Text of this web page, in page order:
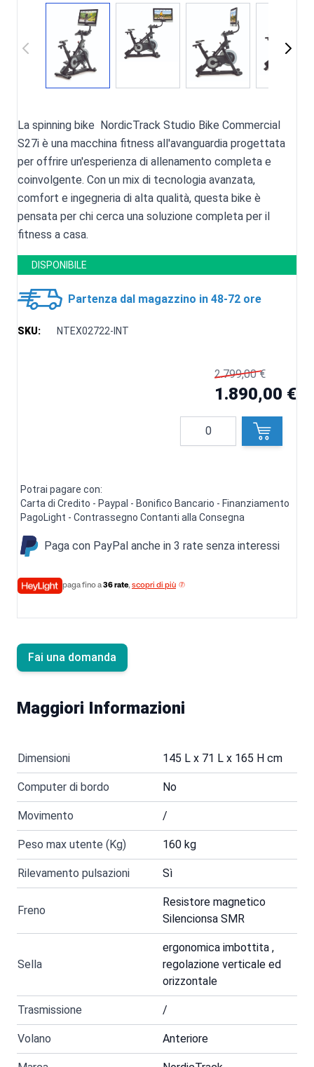
La spinning bike NordicTrack Studio Bike Commercial
S27i è una macchina fitness all'avanguardia progettata
per offrire un'esperienza di allenamento completa e
coinvolgente. Con un mix di tecnologia avanzata,
comfort e ingegneria di alta qualità, questa bike è
pensata per chi cerca una soluzione completa per il
fitness a casa.
DISPONIBILE
Partenza dal magazzino in 48-72 ore
SKU: NTEX02722-INT
2.799,00 €
1.890,00 €
Quantità
Potrai pagare con:
Carta di Credito - Paypal - Bonifico Bancario - Finanziamento
PagoLight - Contrassegno Contanti alla Consegna
Paga con PayPal anche in 3 rate senza interessi
paga fino a36 rate, scopri di più
Fai una domanda
Maggiori Informazioni
Dimensioni 145 L x 71 L x 165 H cm
Computer di bordo No
Movimento /
Peso max utente (Kg) 160 kg
Rilevamento pulsazioni Sì
Freno
Resistore magnetico
Silencionsa SMR
Sella
ergonomica imbottita ,
regolazione verticale ed
orizzontale
Trasmissione /
Volano Anteriore